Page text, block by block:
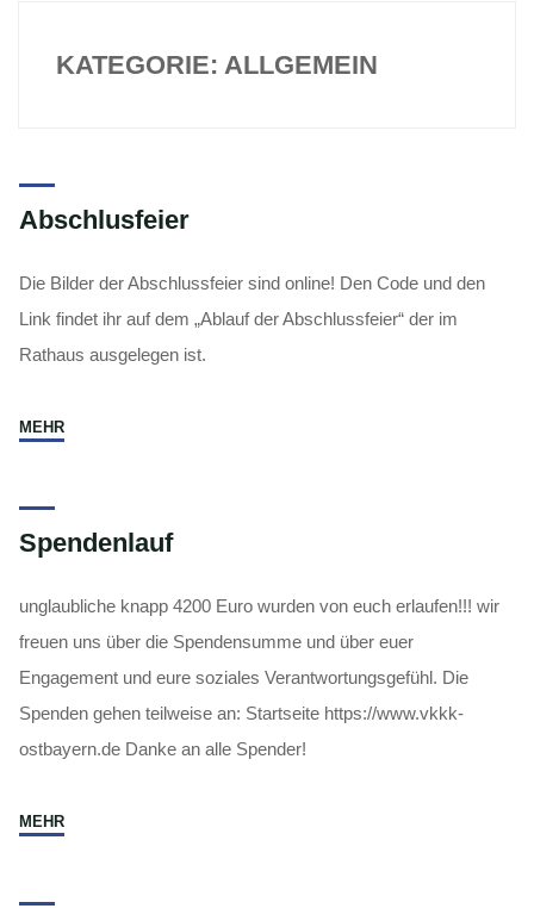
KATEGORIE: ALLGEMEIN
Abschlusfeier
Die Bilder der Abschlussfeier sind online! Den Code und den
Link findet ihr auf dem „Ablauf der Abschlussfeier“ der im
Rathaus ausgelegen ist.
MEHR"Abschlusfeier"
Spendenlauf
unglaubliche knapp 4200 Euro wurden von euch erlaufen!!! wir
freuen uns über die Spendensumme und über euer
Engagement und eure soziales Verantwortungsgefühl. Die
Spenden gehen teilweise an: Startseite https://www.vkkk-
ostbayern.de Danke an alle Spender!
MEHR"Spendenlauf"